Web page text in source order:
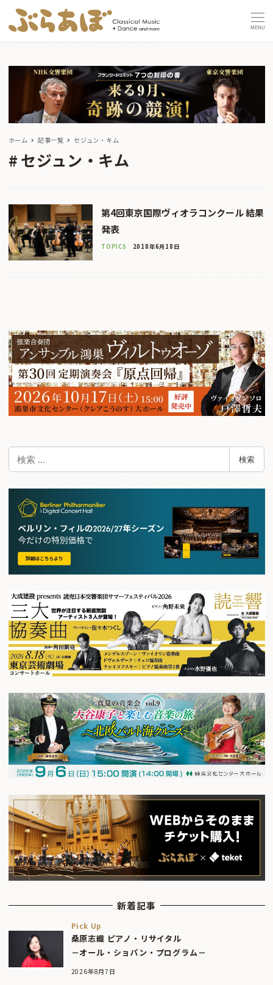
MENU
ホーム 記事一覧 セジュン・キム
セジュン・キム
第4回東京国際ヴィオラコンクール 結果
発表
TOPICS 2018年6月18日
検
索
検索
新着記事
Pick Up
桑原志織 ピアノ・リサイタル
－オール・ショパン・プログラム－
2026年8月7日